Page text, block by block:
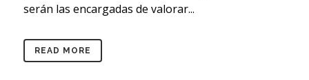
serán las encargadas de valorar...
READ MORE